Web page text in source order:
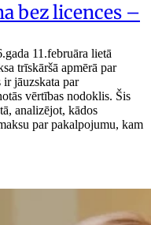
bez licences –
11.februāra lietā
trīskāršā apmērā par
ir jāuzskata par
vērtības nodoklis. Šis
analizējot, kādos
par pakalpojumu, kam